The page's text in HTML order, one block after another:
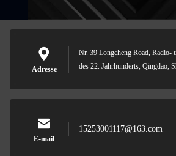
Adresse
Nr. 39 Longcheng Road, Radio-
des 22. Jahrhunderts, Qingdao,
E-mail
15253001117@163.com